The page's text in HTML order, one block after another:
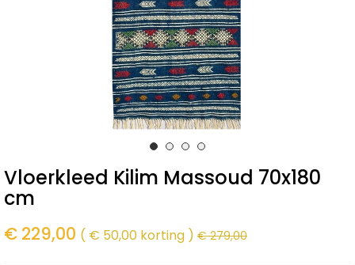
Vloerkleed Kilim Massoud 70x180
cm
€ 229,00 € 50,00 korting € 279,00